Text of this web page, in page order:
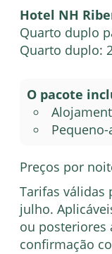
Hotel NH
Quarto duplo
Quarto duplo:
O pacote
Preços por
Tarifas válidas
julho.
ou posteriores
confirmação